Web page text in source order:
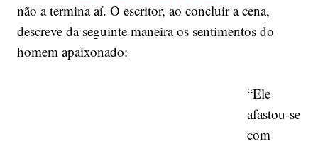
não a termina aí. O escritor, ao concluir a cena,
descreve da seguinte maneira os sentimentos do
homem apaixonado:
“Ele
afastou-se
com